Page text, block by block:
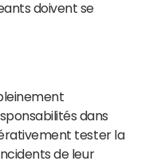
doivent se
dans
tester la
de leur